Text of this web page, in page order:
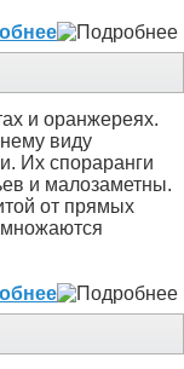
и оранжереях.
виду
Их спораранги
и малозаметны.
от прямых